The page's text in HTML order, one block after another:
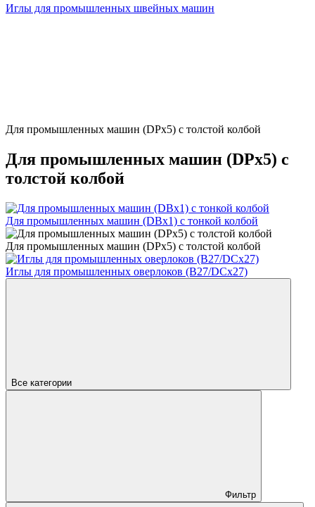
Иглы для промышленных швейных машин
Для промышленных машин (DPx5) с толстой колбой
Для промышленных машин (DPx5) с
толстой колбой
Для промышленных машин (DBx1) с тонкой колбой
Для промышленных машин (DPx5) с толстой колбой
Иглы для промышленных оверлоков (B27/DCx27)
Все категории
Фильтр